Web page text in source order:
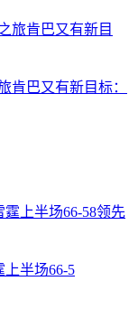
肯巴又有新目标：
上半场66-5